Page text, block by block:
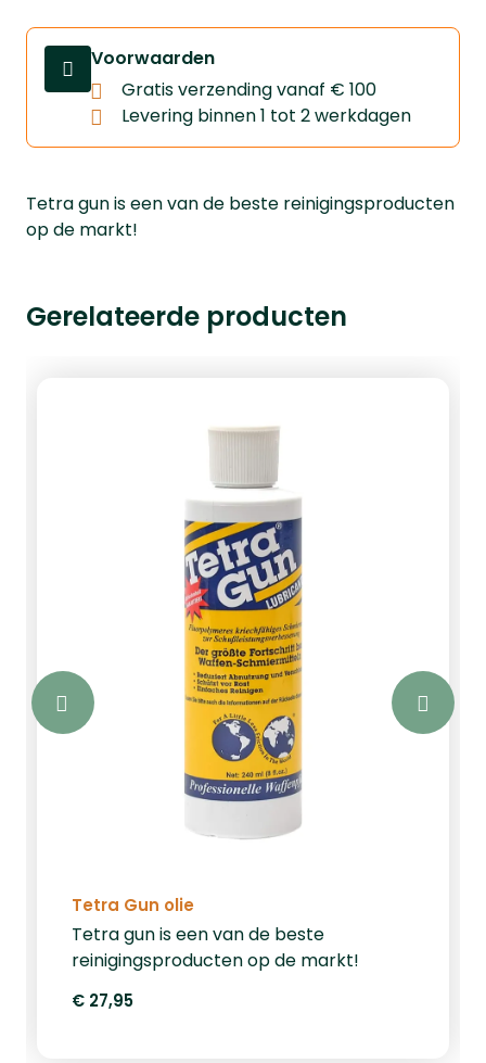
Tetra gun is een van de beste reinigingsproducten
op de markt!
Voorwaarden
Gratis verzending vanaf € 100
Levering binnen 1 tot 2 werkdagen
Gerelateerde producten
Tetra Gun olie
Tetra gun is een van de beste
reinigingsproducten op de markt!
€ 27,95